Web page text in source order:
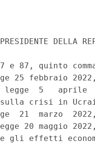
DELLA
e 87, quinto
25 febbraio
legge  5   aprile
sulla crisi in
21  marzo
20 maggio
gli effetti